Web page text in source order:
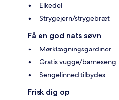
Elkedel
Strygejern/strygebræt
Få en god nats søvn
Mørklægningsgardiner
Gratis vugge/barneseng
Sengelinned tilbydes
Frisk dig op